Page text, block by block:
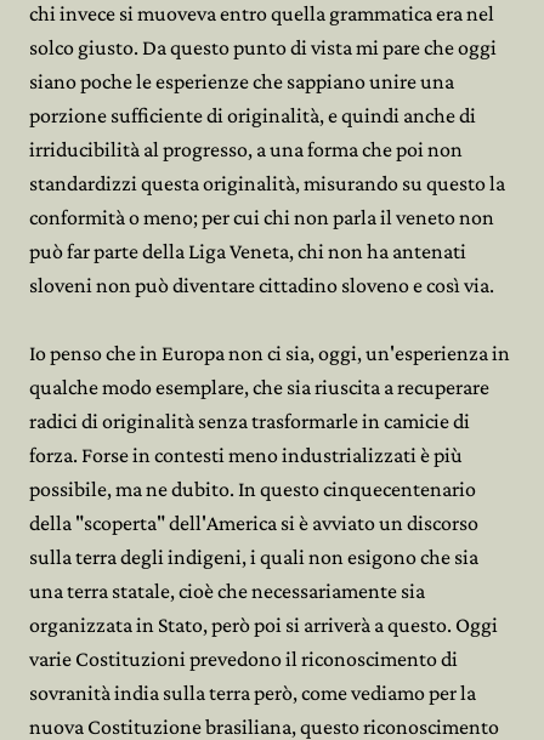
chi invece si muoveva entro quella grammatica era nel
solco giusto. Da questo punto di vista mi pare che oggi
siano poche le esperienze che sappiano unire una
porzione sufficiente di originalità, e quindi anche di
irriducibilità al progresso, a una forma che poi non
standardizzi questa originalità, misurando su questo la
conformità o meno; per cui chi non parla il veneto non
può far parte della Liga Veneta, chi non ha antenati
sloveni non può diventare cittadino sloveno e così via.
Io penso che in Europa non ci sia, oggi, un'esperienza in
qualche modo esemplare, che sia riuscita a recuperare
radici di originalità senza trasformarle in camicie di
forza. Forse in contesti meno industrializzati è più
possibile, ma ne dubito. In questo cinquecentenario
della "scoperta" dell'America si è avviato un discorso
sulla terra degli indigeni, i quali non esigono che sia
una terra statale, cioè che necessariamente sia
organizzata in Stato, però poi si arriverà a questo. Oggi
varie Costituzioni prevedono il riconoscimento di
sovranità india sulla terra però, come vediamo per la
nuova Costituzione brasiliana, questo riconoscimento